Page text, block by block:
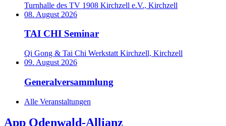
Turnhalle des TV 1908 Kirchzell e.V., Kirchzell
08. August 2026
TAI CHI Seminar
Qi Gong & Tai Chi Werkstatt Kirchzell, Kirchzell
09. August 2026
Generalversammlung
Alle Veranstaltungen
App Odenwald-Allianz